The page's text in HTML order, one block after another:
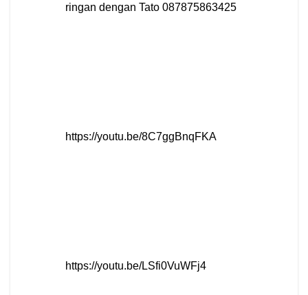
ringan dengan Tato 087875863425
https://youtu.be/8C7ggBnqFKA
https://youtu.be/LSfi0VuWFj4